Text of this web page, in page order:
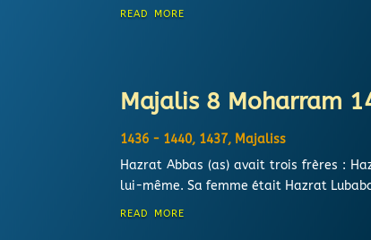
read more
Majalis 8 Moharram
1436 - 1440, 1437, Majaliss
Hazrat Abbas (as) avait trois frères :
lui-même. Sa femme était Hazrat
read more